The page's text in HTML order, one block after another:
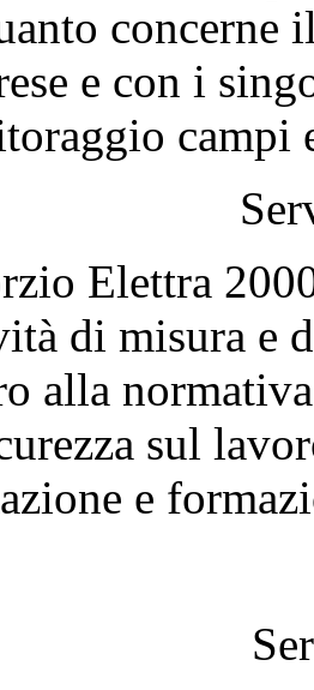
concerne
e con i
campi
Elettra
di misura e
alla
sul
e